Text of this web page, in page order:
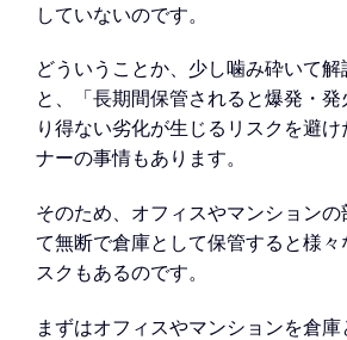
していないのです。
どういうことか、少し噛み砕いて解
と、「長期間保管されると爆発・
り得ない劣化が生じるリスクを避
ナーの事情もあります。
そのため、オフィスやマンション
て無断で倉庫として保管すると様々
スクもあるのです。
まずはオフィスやマンションを倉